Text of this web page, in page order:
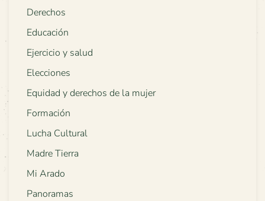
Derechos
Educación
Ejercicio y salud
Elecciones
Equidad y derechos de la mujer
Formación
Lucha Cultural
Madre Tierra
Mi Arado
Panoramas